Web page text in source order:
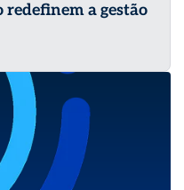
a gestão